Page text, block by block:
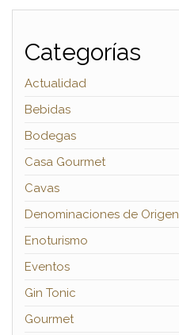
Categorías
Actualidad
Bebidas
Bodegas
Casa Gourmet
Cavas
Denominaciones de Origen
Enoturismo
Eventos
Gin Tonic
Gourmet